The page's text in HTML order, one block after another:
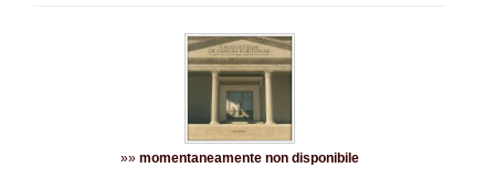
»» momentaneamente non disponibile